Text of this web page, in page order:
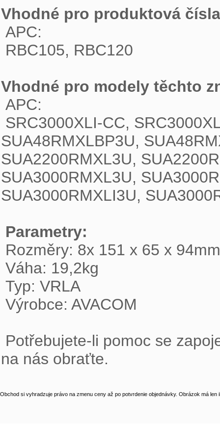
Vhodné pro produktová
APC:
RBC105, RBC120
Vhodné pro modely těchto
APC:
SUA48RMXLBP3U,
SUA2200RMXL3U,
SUA3000RMXL3U,
SUA3000RMXLI3U,
Parametry:
Rozměry: 8x 151 x 65 x 94mm
Váha: 19,2kg
Typ: VRLA
Výrobce: AVACOM
na nás obraťte.
Obchod si vyhradzuje právo na zmenu ceny až po potvrdenie objednávky. Obrázok má len